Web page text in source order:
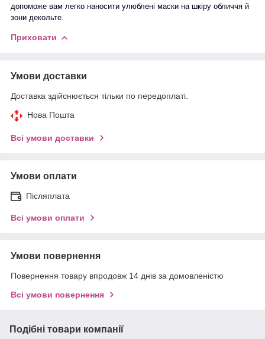
допоможе вам легко наносити улюблені маски на шкіру обличчя й
зони декольте.
Приховати
Умови доставки
Доставка здійснюється тільки по передоплаті.
Нова Пошта
Всі умови доставки
Умови оплати
Післяплата
Всі умови оплати
Умови повернення
Повернення товару впродовж 14 днів за домовленістю
Всі умови повернення
Подібні товари компанії